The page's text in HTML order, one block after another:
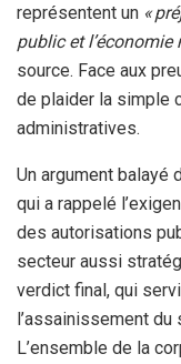
représentent un «
public et l’économie
source. Face aux
de plaider la simple
administratives.
Un argument balayé
qui a rappelé
des autorisations
secteur aussi
verdict final, qui
l’assainissement du
L’ensemble de la